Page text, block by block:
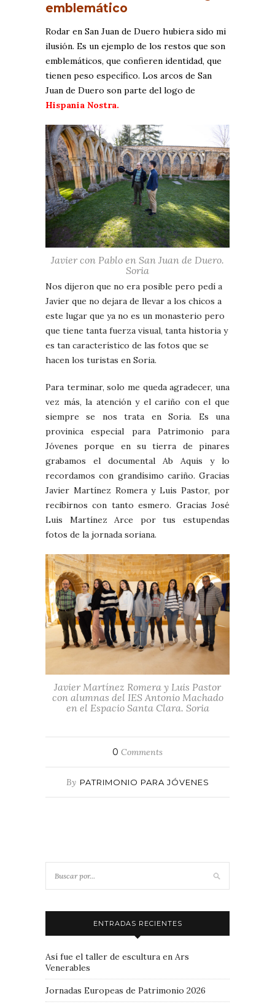
emblemático
Rodar en San Juan de Duero hubiera sido mi
ilusión. Es un ejemplo de los restos que son
emblemáticos, que confieren identidad, que
tienen peso específico. Los arcos de San
Juan de Duero son parte del logo de
Hispania Nostra.
Javier con Pablo en San Juan de Duero.
Soria
Nos dijeron que no era posible pero pedí a
Javier que no dejara de llevar a los chicos a
este lugar que ya no es un monasterio pero
que tiene tanta fuerza visual, tanta historia y
es tan característico de las fotos que se
hacen los turistas en Soria.
Para terminar, solo me queda agradecer, una
vez más, la atención y el cariño con el que
siempre se nos trata en Soria. Es una
provinica especial para Patrimonio para
Jóvenes porque en su tierra de pinares
grabamos el documental Ab Aquis y lo
recordamos con grandísimo cariño. Gracias
Javier Martínez Romera y Luis Pastor, por
recibirnos con tanto esmero. Gracias José
Luis Martínez Arce por tus estupendas
fotos de la jornada soriana.
Javier Martínez Romera y Luis Pastor
con alumnas del IES Antonio Machado
en el Espacio Santa Clara. Soria
0 Comments
By PATRIMONIO PARA JÓVENES
ENTRADAS RECIENTES
Así fue el taller de escultura en Ars
Venerables
Jornadas Europeas de Patrimonio 2026